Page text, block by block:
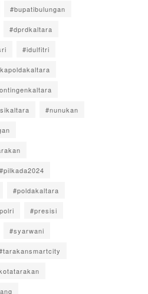
#bupatibulungan
#dprdkaltara
#idulfitri
#nunukan
#pilkada2024
#poldakaltara
#presisi
#syarwani